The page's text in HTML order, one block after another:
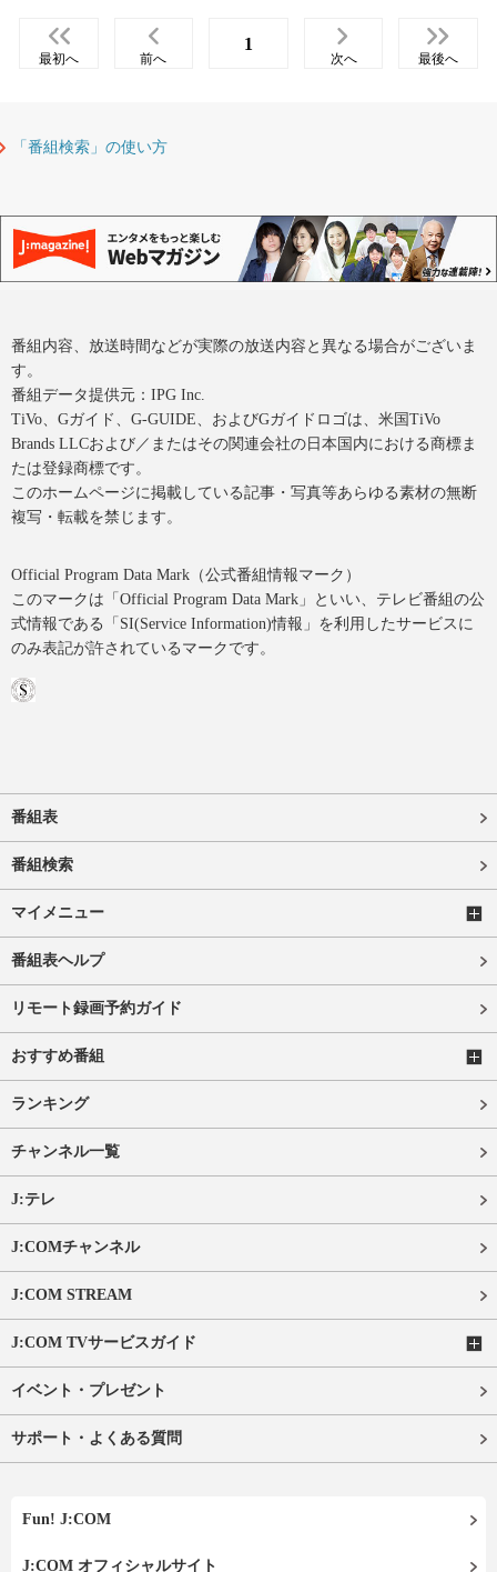
最初へ 前へ
1
次へ 最後へ
「番組検索」の使い方
番組内容、放送時間などが実際の放送内容と異なる場合がございま
す。
番組データ提供元：IPG Inc.
TiVo、Gガイド、G-GUIDE、およびGガイドロゴは、米国TiVo
Brands LLCおよび／またはその関連会社の日本国内における商標ま
たは登録商標です。
このホームページに掲載している記事・写真等あらゆる素材の無断
複写・転載を禁じます。
Official Program Data Mark（公式番組情報マーク）
このマークは「Official Program Data Mark」といい、テレビ番組の公
式情報である「SI(Service Information)情報」を利用したサービスに
のみ表記が許されているマークです。
番組表
番組検索
マイメニュー
番組表ヘルプ
リモート録画予約ガイド
おすすめ番組
ランキング
チャンネル一覧
J:テレ
J:COMチャンネル
J:COM STREAM
J:COM TVサービスガイド
イベント・プレゼント
サポート・よくある質問
Fun! J:COM
J:COM オフィシャルサイト